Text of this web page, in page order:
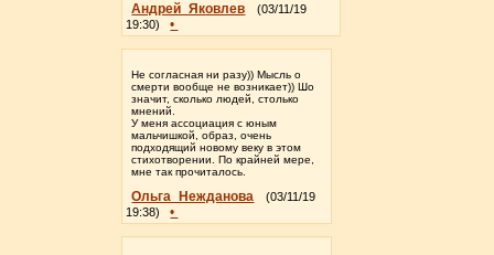
Андрей_Яковлев
(03/11/19
19:30)
•
Не согласная ни разу)) Мысль о
смерти вообще не возникает)) Шо
значит, сколько людей, столько
мнений.
У меня ассоциация с юным
мальчишкой, образ, очень
подходящий новому веку в этом
стихотворении. По крайней мере,
мне так прочиталось.
Ольга_Нежданова
(03/11/19
19:38)
•